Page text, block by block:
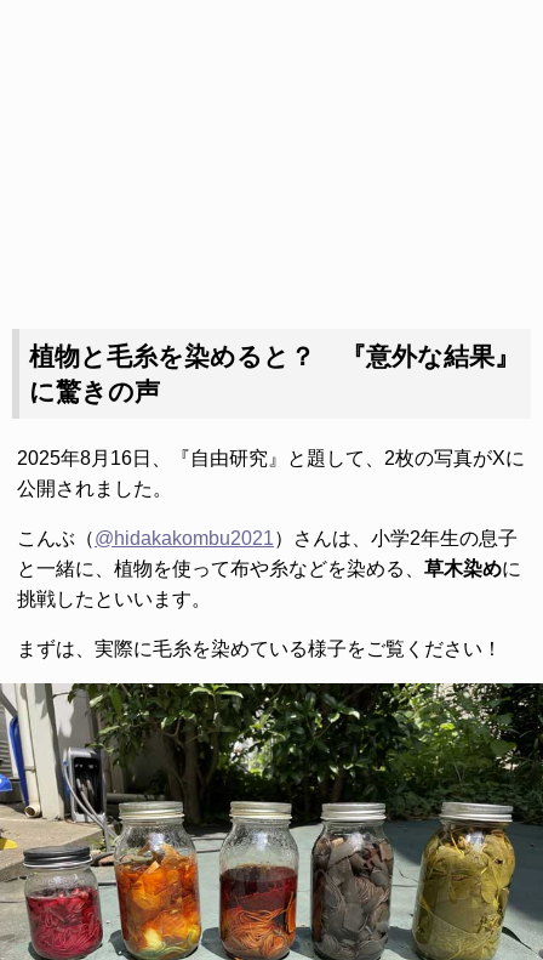
植物と毛糸を染めると？ 『意外な結果』
に驚きの声
2025年8月16日、『自由研究』と題して、2枚の写真がXに
公開されました。
こんぶ（@hidakakombu2021）さんは、小学2年生の息子
と一緒に、植物を使って布や糸などを染める、 草木染めに
挑戦したといいます。
まずは、実際に毛糸を染めている様子をご覧ください！